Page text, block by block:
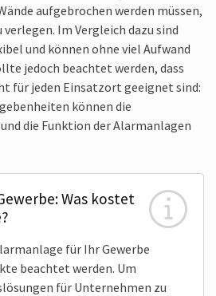
aufgebrochen werden müssen,
Im Vergleich dazu sind
und können ohne viel Aufwand
jedoch beachtet werden, dass
für jeden Einsatzort geeignet sind:
können die
die Funktion der Alarmanlagen
Was kostet
für Ihr Gewerbe
beachtet werden. Um
für Unternehmen zu